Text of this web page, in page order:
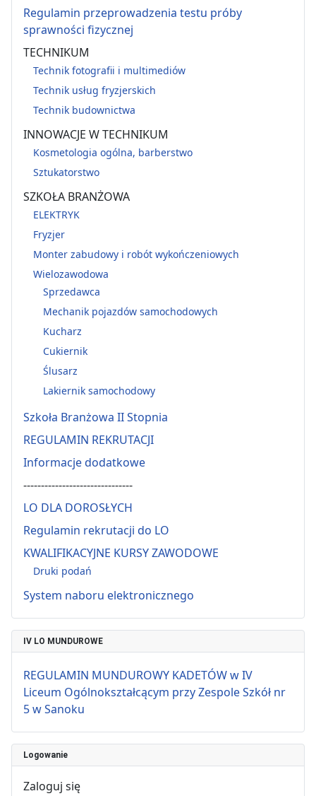
Regulamin przeprowadzenia testu próby
sprawności fizycznej
TECHNIKUM
Technik fotografii i multimediów
Technik usług fryzjerskich
Technik budownictwa
INNOWACJE W TECHNIKUM
Kosmetologia ogólna, barberstwo
Sztukatorstwo
SZKOŁA BRANŻOWA
ELEKTRYK
Fryzjer
Monter zabudowy i robót wykończeniowych
Wielozawodowa
Sprzedawca
Mechanik pojazdów samochodowych
Kucharz
Cukiernik
Ślusarz
Lakiernik samochodowy
Szkoła Branżowa II Stopnia
REGULAMIN REKRUTACJI
Informacje dodatkowe
-------------------------------
LO DLA DOROSŁYCH
Regulamin rekrutacji do LO
KWALIFIKACYJNE KURSY ZAWODOWE
Druki podań
System naboru elektronicznego
IV LO MUNDUROWE
REGULAMIN MUNDUROWY KADETÓW w IV
Liceum Ogólnokształcącym przy Zespole Szkół nr
5 w Sanoku
Logowanie
Zaloguj się